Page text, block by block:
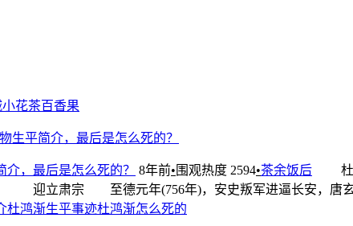
花茶百香果
，最后是怎么死的？ 8年前• 围观热度 2594•茶余饭后
杜鸿
迎立肃宗 至德元年(756年)，安史叛军进逼长安，唐玄
杜鸿渐生平事迹杜鸿渐怎么死的